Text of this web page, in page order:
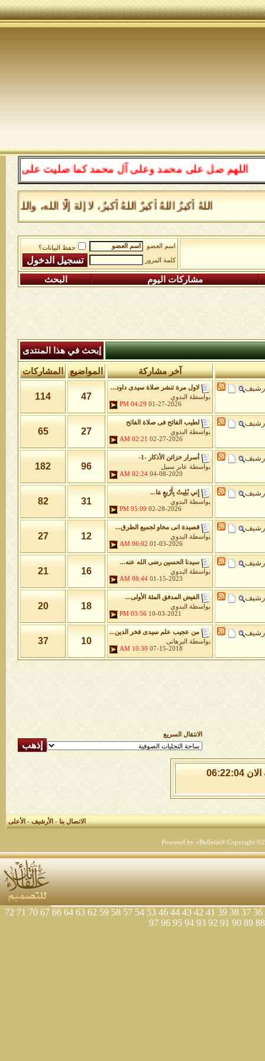
اللهم صل على محمد وعلى آل محمد كما صليت على إبراهيم
اللهُ أكبرُ اللهُ أكبرُ اللهُ أكبرُ، لا إلهَ إلَّا الله،
اسم العضو
حفظ البيانات؟
كلمة المرور
مشاركات اليوم البحث
إبحث في هذا المنتدى
آخر مشاركة المواضيع المشاركات
لاول مرة تنشر صلاة سيدى داود...
بواسطة
البدوي
01-27-2026
04:29 PM
47
114
لطيب الفائح فى صلاة الفاتح
بواسطة
البدوي
02-27-2026
02:21 AM
27
65
أسرار خزائن اﻷذكار -1-
بواسطة عابر سبيل
04-08-2020
02:24 AM
96
182
إِني بُلِيتُ بِأَرْبعٍ مَا...
بواسطة
البدوي
02-28-2026
05:09 PM
31
82
قصيدة انى مخاو لجميع الطرق...
بواسطة
البدوي
01-03-2026
06:02 AM
12
27
سيدنا الحسين رضى الله عنه...
بواسطة
البدوي
01-15-2023
08:44 AM
16
21
الفيض المدفق المئة الأولى...
بواسطة
البدوي
10-03-2021
03:56 PM
18
20
من عجيب علم سيدى فخر الدين...
بواسطة
البرهانى
07-15-2018
10:30 AM
10
37
الانتقال السريع
الاحد 9 من اغسطس 2026 , الساعة الان 06:22:04
الاتصال بنا-الأرشيف-الأعلى
Powered by vBulletin® Copyright
36
37
38
39
41
42
43
44
46
53
54
57
58
59
62
63
64
66
67
70
71
72
88
89
90
91
92
93
94
95
96
97